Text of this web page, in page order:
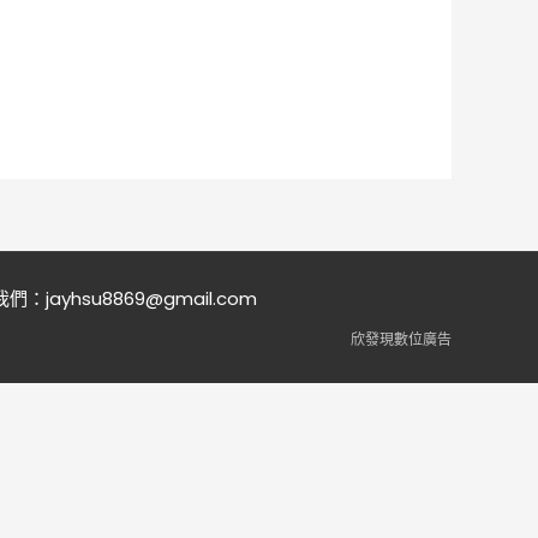
們： jayhsu8869@gmail.com
欣發現數位廣告